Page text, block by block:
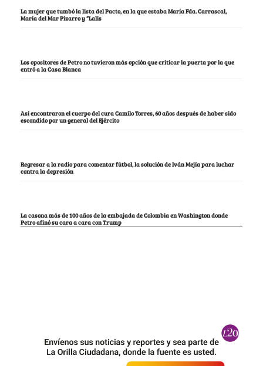
La mujer que tumbó la lista del Pacto, en la que estaba María Fda. Carrascal,
María del Mar Pizarro y “Lalis
Los opositores de Petro no tuvieron más opción que criticar la puerta por la que
entró a la Casa Blanca
Así encontraron el cuerpo del cura Camilo Torres, 60 años después de haber sido
escondido por un general del Ejército
Regresar a la radio para comentar fútbol, la solución de Iván Mejía para luchar
contra la depresión
La casona más de 100 años de la embajada de Colombia en Washington donde
Petro afinó su cara a cara con Trump